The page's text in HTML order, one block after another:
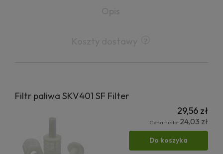
Filtr paliwa SKV401 SF Filter
29,56 zł
Cena netto: 24,03 zł
Do koszyka